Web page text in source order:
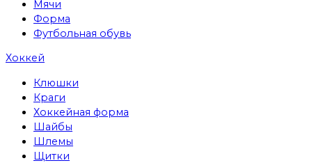
Мячи
Форма
Футбольная обувь
Хоккей
Клюшки
Краги
Хоккейная форма
Шайбы
Шлемы
Щитки